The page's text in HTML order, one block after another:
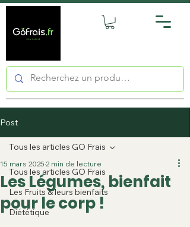
Post
Tous les articles GO Frais
Les Fruits & leurs bienfaits
Diététique
Tous les articles GO Frais
Les Légumes, bienfait
pour le corp !
15 mars 2025 2 min de lecture